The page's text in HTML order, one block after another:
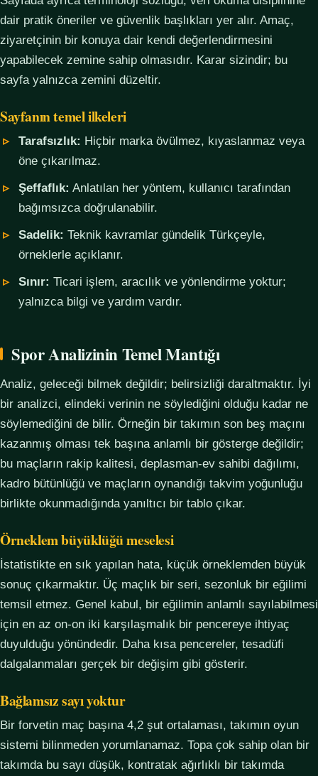
dair pratik öneriler ve güvenlik başlıkları yer alır. Amaç,
ziyaretçinin bir konuya dair kendi değerlendirmesini
yapabilecek zemine sahip olmasıdır. Karar sizindir; bu
sayfa yalnızca zemini düzeltir.
Sayfanın temel ilkeleri
Tarafsızlık: Hiçbir marka övülmez, kıyaslanmaz veya
öne çıkarılmaz.
Şeffaflık: Anlatılan her yöntem, kullanıcı tarafından
bağımsızca doğrulanabilir.
Sadelik: Teknik kavramlar gündelik Türkçeyle,
örneklerle açıklanır.
Sınır: Ticari işlem, aracılık ve yönlendirme yoktur;
yalnızca bilgi ve yardım vardır.
Spor Analizinin Temel Mantığı
Analiz, geleceği bilmek değildir; belirsizliği daraltmaktır. İyi
bir analizci, elindeki verinin ne söylediğini olduğu kadar ne
söylemediğini de bilir. Örneğin bir takımın son beş maçını
kazanmış olması tek başına anlamlı bir gösterge değildir;
bu maçların rakip kalitesi, deplasman-ev sahibi dağılımı,
kadro bütünlüğü ve maçların oynandığı takvim yoğunluğu
birlikte okunmadığında yanıltıcı bir tablo çıkar.
Örneklem büyüklüğü meselesi
İstatistikte en sık yapılan hata, küçük örneklemden büyük
sonuç çıkarmaktır. Üç maçlık bir seri, sezonluk bir eğilimi
temsil etmez. Genel kabul, bir eğilimin anlamlı sayılabilmesi
için en az on-on iki karşılaşmalık bir pencereye ihtiyaç
duyulduğu yönündedir. Daha kısa pencereler, tesadüfi
dalgalanmaları gerçek bir değişim gibi gösterir.
Bağlamsız sayı yoktur
Bir forvetin maç başına 4,2 şut ortalaması, takımın oyun
sistemi bilinmeden yorumlanamaz. Topa çok sahip olan bir
takımda bu sayı düşük, kontratak ağırlıklı bir takımda